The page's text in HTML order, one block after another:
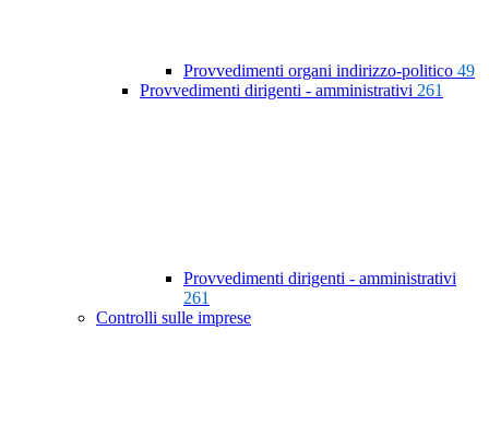
Provvedimenti organi indirizzo-politico 49
Provvedimenti dirigenti - amministrativi 261
Provvedimenti dirigenti - amministrativi
261
Controlli sulle imprese